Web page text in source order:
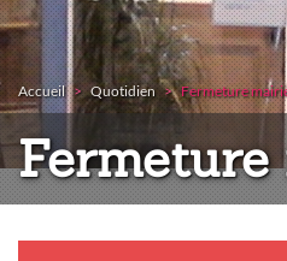
Accueil Quotidien Fermeture